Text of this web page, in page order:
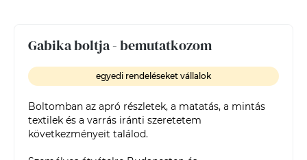
Gabika boltja - bemutatkozom
egyedi rendeléseket vállalok
Boltomban az apró részletek, a matatás, a mintás
textilek és a varrás iránti szeretetem
következményeit találod.